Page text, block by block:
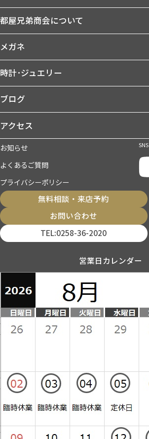
都屋兄弟商会について
メガネ
時計･ジュエリー
ブログ
アクセス
お知らせ
よくあるご質問
プライバシーポリシー
SNS
無料相談・来店予約
お問い合わせ
TEL:0258-36-2020
営業日カレンダー